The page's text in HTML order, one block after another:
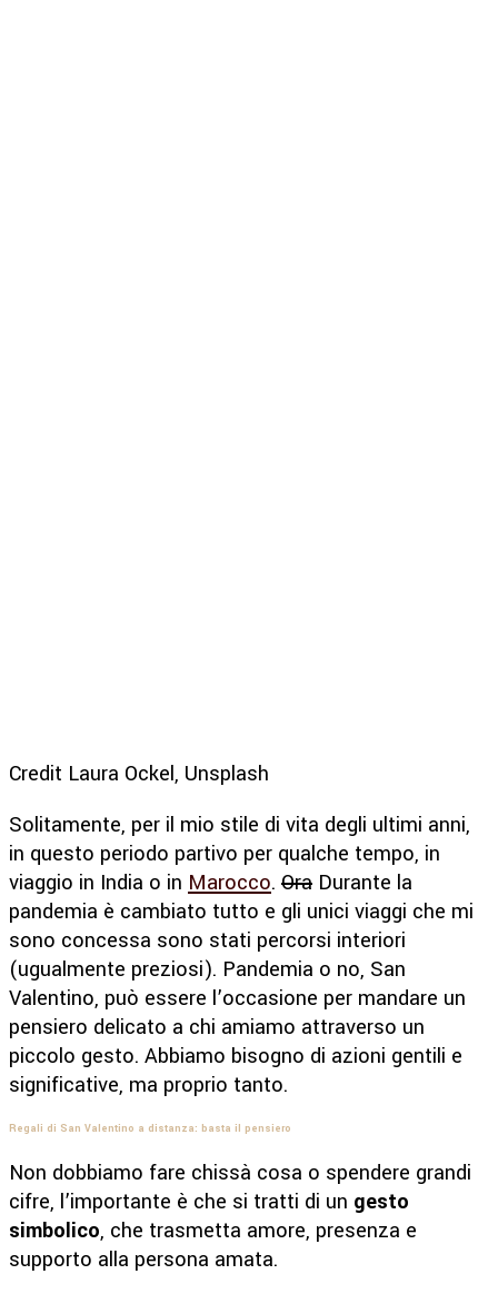
Credit Laura Ockel, Unsplash
Solitamente, per il mio stile di vita degli ultimi anni,
in questo periodo partivo per qualche tempo, in
viaggio in India o in Marocco. Ora Durante la
pandemia è cambiato tutto e gli unici viaggi che mi
sono concessa sono stati percorsi interiori
(ugualmente preziosi). Pandemia o no, San
Valentino, può essere l’occasione per mandare un
pensiero delicato a chi amiamo attraverso un
piccolo gesto. Abbiamo bisogno di azioni gentili e
significative, ma proprio tanto.
Regali di San Valentino a distanza: basta il pensiero
Non dobbiamo fare chissà cosa o spendere grandi
cifre, l’importante è che si tratti di un gesto
simbolico, che trasmetta amore, presenza e
supporto alla persona amata.